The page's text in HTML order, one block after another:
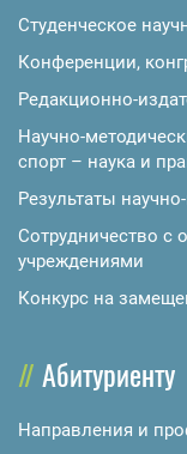
Студенческое
Конференции,
Редакционно-
Научно-
спорт – наука и
Результаты
Сотрудничество с
учреждениями
Конкурс на
Абитуриенту
Направления и